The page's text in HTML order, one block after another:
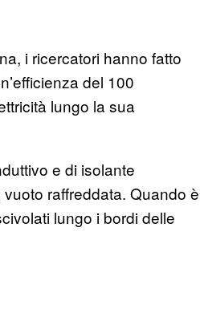
i ricercatori hanno fatto
del 100
lungo la sua
e di isolante
raffreddata. Quando è
lungo i bordi delle